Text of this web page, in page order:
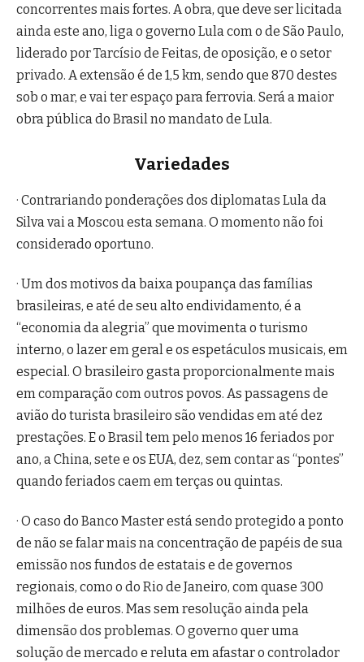
concorrentes mais fortes. A obra, que deve ser licitada
ainda este ano, liga o governo Lula com o de São Paulo,
liderado por Tarcísio de Feitas, de oposição, e o setor
privado. A extensão é de 1,5 km, sendo que 870 destes
sob o mar, e vai ter espaço para ferrovia. Será a maior
obra pública do Brasil no mandato de Lula.
Variedades
· Contrariando ponderações dos diplomatas Lula da
Silva vai a Moscou esta semana. O momento não foi
considerado oportuno.
· Um dos motivos da baixa poupança das famílias
brasileiras, e até de seu alto endividamento, é a
“economia da alegria” que movimenta o turismo
interno, o lazer em geral e os espetáculos musicais, em
especial. O brasileiro gasta proporcionalmente mais
em comparação com outros povos. As passagens de
avião do turista brasileiro são vendidas em até dez
prestações. E o Brasil tem pelo menos 16 feriados por
ano, a China, sete e os EUA, dez, sem contar as “pontes”
quando feriados caem em terças ou quintas.
· O caso do Banco Master está sendo protegido a ponto
de não se falar mais na concentração de papéis de sua
emissão nos fundos de estatais e de governos
regionais, como o do Rio de Janeiro, com quase 300
milhões de euros. Mas sem resolução ainda pela
dimensão dos problemas. O governo quer uma
solução de mercado e reluta em afastar o controlador